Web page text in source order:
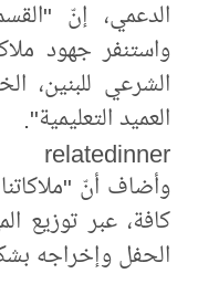
الدعمي، إنّ
واستنفر جهود
الشرعي للبنين،
العميد التعليمية".
relatedinner
وأضاف أنّ
كافة، عبر توزيع
الحفل وإخراجه